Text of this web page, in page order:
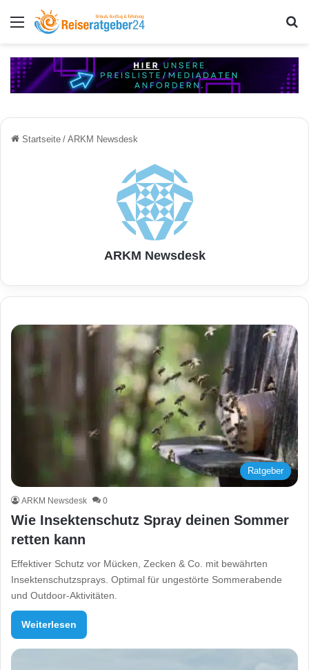
Menü
Startseite / ARKM Newsdesk
ARKM Newsdesk
Ratgeber
ARKM Newsdesk 0
Wie Insektenschutz Spray deinen Sommer
retten kann
Effektiver Schutz vor Mücken, Zecken & Co. mit bewährten
Insektenschutzsprays. Optimal für ungestörte Sommerabende
und Outdoor-Aktivitäten.
Weiterlesen